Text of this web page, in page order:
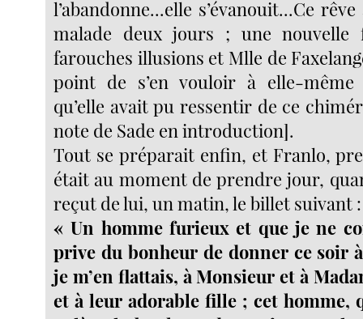
l’abandonne...elle s’évanouit...Ce
malade deux jours ; une nouvelle
farouches illusions et Mlle de
point de s’en vouloir à elle-même
qu’elle avait pu ressentir de ce
note de Sade en introduction].
Tout se préparait enfin, et Franlo,
était au moment de prendre jour,
reçut de lui, un matin, le billet suivant :
« Un homme furieux et que je ne
prive du bonheur de donner ce soir
je m’en flattais, à Monsieur et à
et à leur adorable fille ; cet homme,